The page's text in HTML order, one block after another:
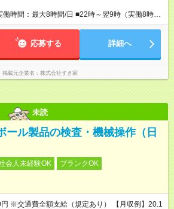
働時間：最大8時間/日 ■22時～翌9時（実働8時
くまでも一例です。店舗により、時間が前後す
でいます。 ★各店舗のサポートのために本社に
応募する 詳細へ
掲載元企業名 株式会社すき家
未読
ール製品の検査・機械操作（日
会人未経験OK
ブランクOK
※交通費全額支給（規定あり） 【月収例】20.1